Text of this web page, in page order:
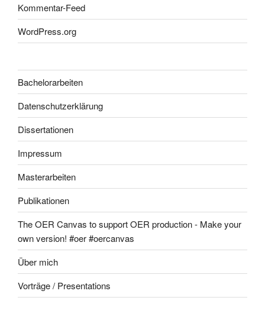
Kommentar-Feed
WordPress.org
Bachelorarbeiten
Datenschutzerklärung
Dissertationen
Impressum
Masterarbeiten
Publikationen
The OER Canvas to support OER production - Make your
own version! #oer #oercanvas
Über mich
Vorträge / Presentations